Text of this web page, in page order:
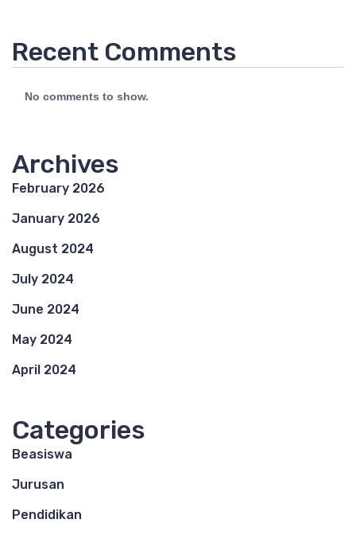
Recent Comments
No comments to show.
Archives
February 2026
January 2026
August 2024
July 2024
June 2024
May 2024
April 2024
Categories
Beasiswa
Jurusan
Pendidikan